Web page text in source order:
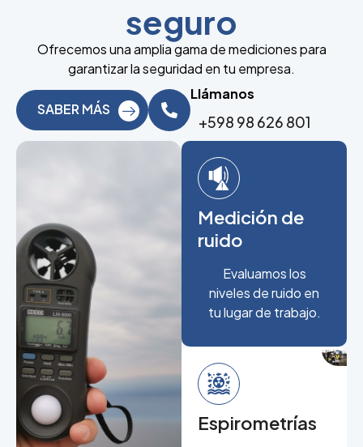
Medición de
ruido
Evaluamos los
niveles de ruido en
tu lugar de trabajo.
Espirometrías
seguro
Ofrecemos una amplia gama de mediciones para
garantizar la seguridad en tu empresa.
SABER MÁS
Llámanos
+598 98 626 801